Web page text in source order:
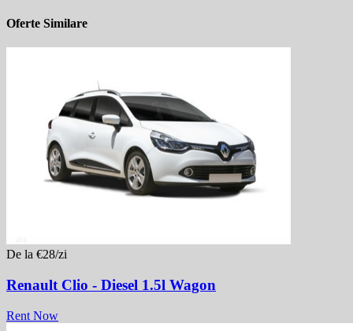
Oferte Similare
De la €28/zi
Renault Clio - Diesel 1.5l Wagon
Rent Now